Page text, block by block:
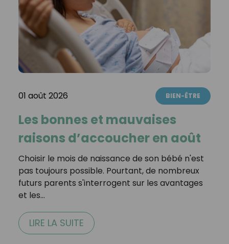
01 août 2026 BIEN-ÊTRE
Les bonnes et mauvaises
raisons d’accoucher en août
Choisir le mois de naissance de son bébé n'est
pas toujours possible. Pourtant, de nombreux
futurs parents s'interrogent sur les avantages
et les…
LIRE LA SUITE